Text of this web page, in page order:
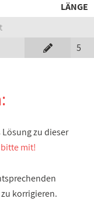
LÄNGE
5
zu dieser
mit!
korrigieren.